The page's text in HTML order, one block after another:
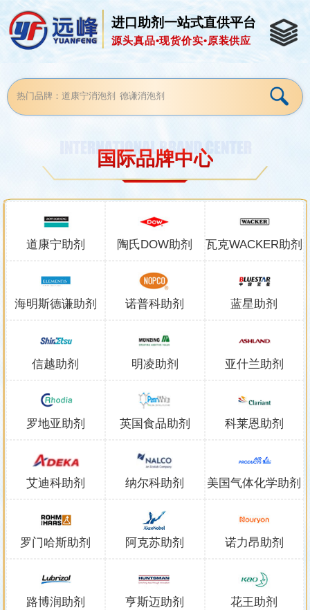
进口助剂一站式直供平台
源头真品•现货价实•原装供应
国际品牌中心
道康宁助剂 陶氏DOW助剂 瓦克WACKER助剂
海明斯德谦助剂 诺普科助剂 蓝星助剂
信越助剂 明凌助剂 亚什兰助剂
罗地亚助剂 英国食品助剂 科莱恩助剂
艾迪科助剂 纳尔科助剂 美国气体化学助剂
罗门哈斯助剂 阿克苏助剂 诺力昂助剂
路博润助剂 亨斯迈助剂 花王助剂